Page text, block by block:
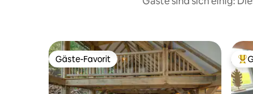
Gäste-Favorit
Gäste-Favorit